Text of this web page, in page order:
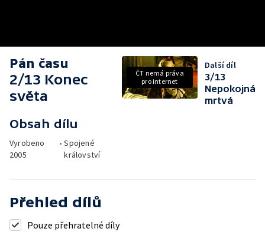
Pán času
2/13 Konec
světa
Obsah dílu
Vyrobeno
2005
• Spojené
království
ČT nemá práva
pro internet
Další díl
3/13
Nepokojná
mrtvá
Přehled dílů
Pouze přehratelné díly